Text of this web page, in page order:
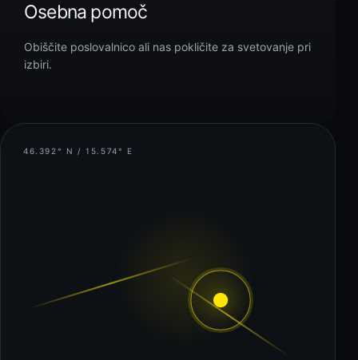
Osebna pomoč
Obiščite poslovalnico ali nas pokličite za svetovanje pri
izbiri.
46.392° N / 15.574° E